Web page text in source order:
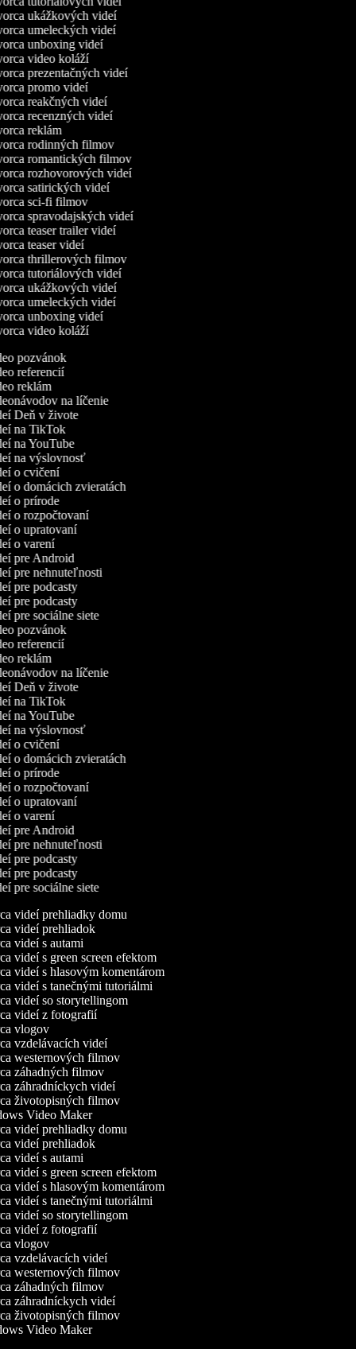
ukážkových videí
umeleckých videí
unboxing videí
video koláží
prezentačných videí
promo videí
reakčných videí
recenzných videí
reklám
rodinných filmov
romantických filmov
rozhovorových videí
satirických videí
sci-fi filmov
spravodajských videí
teaser trailer videí
teaser videí
thrillerových filmov
tutoriálových videí
ukážkových videí
umeleckých videí
unboxing videí
video koláží
pozvánok
referencií
reklám
na líčenie
Deň v živote
na TikTok
na YouTube
na výslovnosť
o cvičení
o domácich zvieratách
o prírode
o rozpočtovaní
o upratovaní
o varení
pre Android
pre nehnuteľnosti
pre podcasty
pre podcasty
pre sociálne siete
pozvánok
referencií
reklám
na líčenie
Deň v živote
na TikTok
na YouTube
na výslovnosť
o cvičení
o domácich zvieratách
o prírode
o rozpočtovaní
o upratovaní
o varení
pre Android
pre nehnuteľnosti
pre podcasty
pre podcasty
pre sociálne siete
videí prehliadky domu
videí prehliadok
videí s autami
videí s green screen efektom
videí s hlasovým komentárom
videí s tanečnými tutoriálmi
videí so storytellingom
videí z fotografií
vlogov
vzdelávacích videí
westernových filmov
záhadných filmov
záhradníckych videí
životopisných filmov
Video Maker
videí prehliadky domu
videí prehliadok
videí s autami
videí s green screen efektom
videí s hlasovým komentárom
videí s tanečnými tutoriálmi
videí so storytellingom
videí z fotografií
vlogov
vzdelávacích videí
westernových filmov
záhadných filmov
záhradníckych videí
životopisných filmov
Video Maker